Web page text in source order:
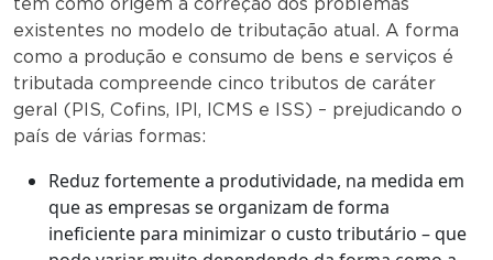
existentes no modelo de tributação atual. A forma
como a produção e consumo de bens e serviços é
tributada compreende cinco tributos de caráter
geral (PIS, Cofins, IPI, ICMS e ISS) – prejudicando o
país de várias formas:
Reduz fortemente a produtividade, na medida em
que as empresas se organizam de forma
ineficiente para minimizar o custo tributário – que